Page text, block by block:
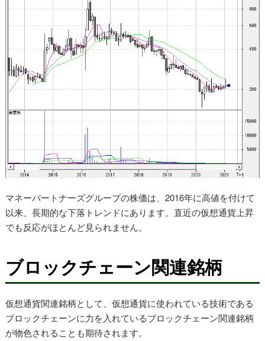
マネーパートナーズグループの株価は、2016年に高値を付けて
以来、長期的な下落トレンドにあります。直近の仮想通貨上昇
でも反応がほとんど見られません。
ブロックチェーン関連銘柄
仮想通貨関連銘柄として、仮想通貨に使われている技術である
ブロックチェーンに力を入れているブロックチェーン関連銘柄
が物色されることも期待されます。